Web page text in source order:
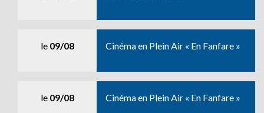
le 09/08 Cinéma en Plein Air « En Fanfare »
le 09/08 Cinéma en Plein Air « En Fanfare »